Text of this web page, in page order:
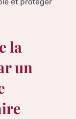
la
un